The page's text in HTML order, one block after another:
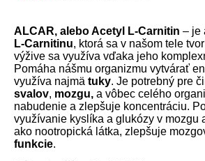
ALCAR, alebo Acetyl L-Carnitin – je
L-Carnitinu, ktorá sa v našom tele
výžive sa využíva vďaka jeho
Pomáha nášmu organizmu vytvárať
využíva najmä tuky. Je potrebný pre
svalov, mozgu, a vôbec celého
nabudenie a zlepšuje koncentráciu.
využívanie kyslíka a glukózy v mozgu
ako nootropická látka, zlepšuje
funkcie.